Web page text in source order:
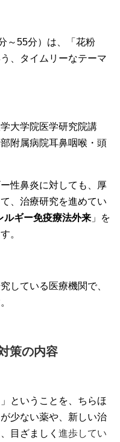
～55分）は、「花粉
、タイムリーなテーマ
大学院医学研究院講
附属病院耳鼻咽喉・頭
性鼻炎に対しても、厚
、治療研究を進めてい
ルギー免疫療法外来 」を
。
している医療機関で、
策の内容
ということを、ちらほ
少ない薬や、新しい治
目ざましく 進歩してい